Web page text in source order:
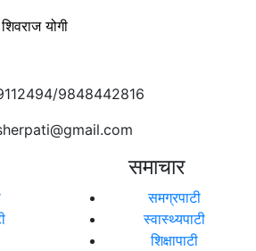
योगी
9848442816
समाचार
समग्रपाटी
स्वास्थ्यपाटी
शिक्षापाटी